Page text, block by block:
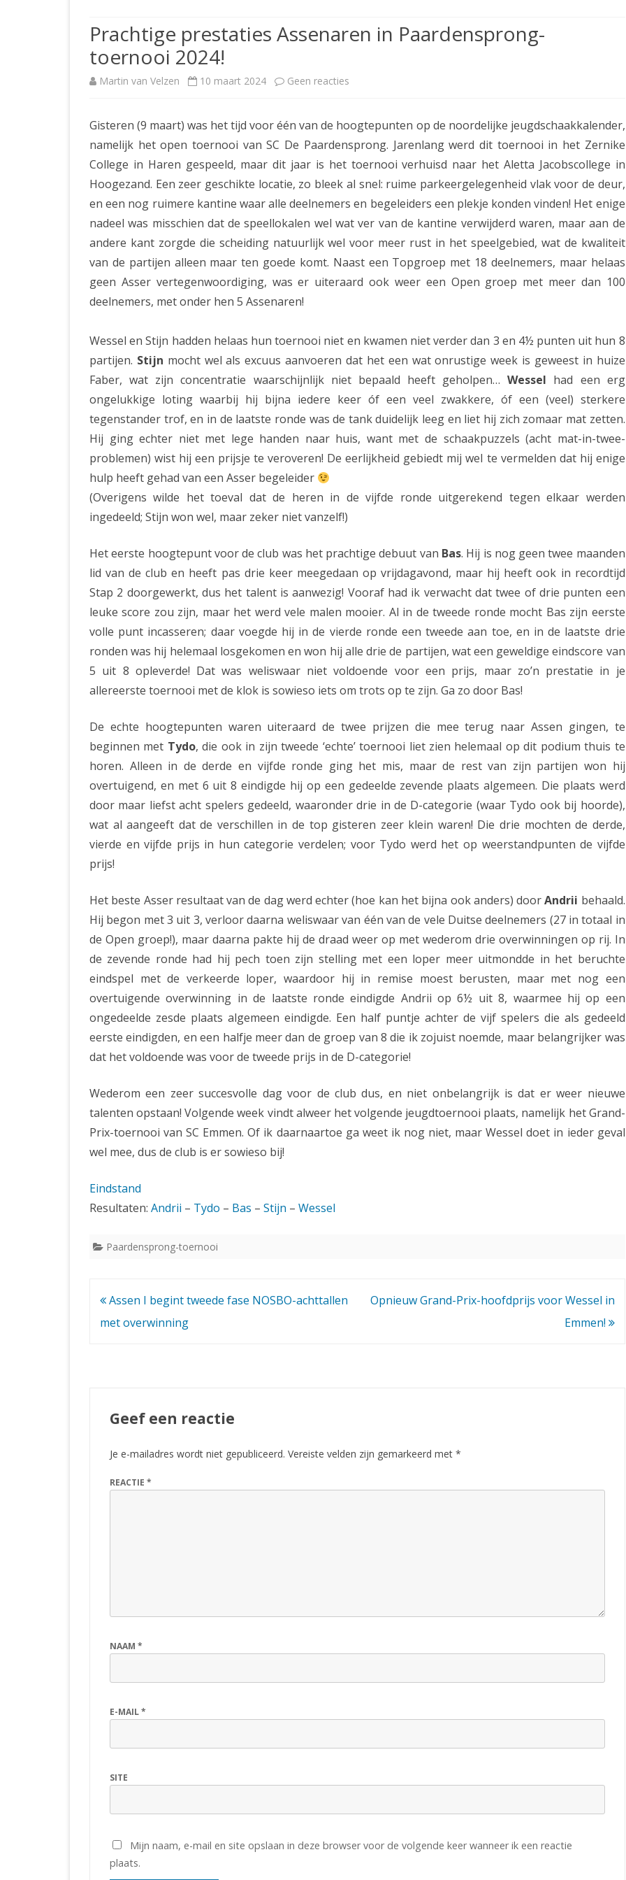
2025-2026
2026
KNSB-RATINGLIJST
ERELIJST SENIOREN
SPEELSCHEMA JEUGD
NEDERLANDSE
JEUGDKAMPIOENSCHAPPEN
ASSEN
ERELIJST JEUGD
NOSBO-COMPETITIE
JUBILEUMVIERKAMPEN UITSLAGENNOSBO-COMPETITIE 2025-2026
Prachtige prestaties Assenaren in Paardensprong-
toernooi 2024!
Martin van Velzen 10 maart 2024 Geen reacties
P
a
c
h
i
r
e
s
t
e
s
A
s
s
e
n
r
e
n
n
r
d
e
s
p
o
n
2
Gisteren (9 maart) was het tijd voor één van de hoogtepunten op de noordelijke jeugdschaakkalender,
namelijk het open toernooi van SC De Paardensprong. Jarenlang werd dit toernooi in het Zernike
College in Haren gespeeld, maar dit jaar is het toernooi verhuisd naar het Aletta Jacobscollege in
Hoogezand. Een zeer geschikte locatie, zo bleek al snel: ruime parkeergelegenheid vlak voor de deur,
en een nog ruimere kantine waar alle deelnemers en begeleiders een plekje konden vinden! Het enige
nadeel was misschien dat de speellokalen wel wat ver van de kantine verwijderd waren, maar aan de
andere kant zorgde die scheiding natuurlijk wel voor meer rust in het speelgebied, wat de kwaliteit
van de partijen alleen maar ten goede komt. Naast een Topgroep met 18 deelnemers, maar helaas
geen Asser vertegenwoordiging, was er uiteraard ook weer een Open groep met meer dan 100
deelnemers, met onder hen 5 Assenaren!
Wessel en Stijn hadden helaas hun toernooi niet en kwamen niet verder dan 3 en 4½ punten uit hun 8
partijen. Stijn mocht wel als excuus aanvoeren dat het een wat onrustige week is geweest in huize
Faber, wat zijn concentratie waarschijnlijk niet bepaald heeft geholpen…Wessel had een erg
ongelukkige loting waarbij hij bijna iedere keer óf een veel zwakkere, óf een (veel) sterkere
tegenstander trof, en in de laatste ronde was de tank duidelijk leeg en liet hij zich zomaar mat zetten.
Hij ging echter niet met lege handen naar huis, want met de schaakpuzzels (acht mat-in-twee-
problemen) wist hij een prijsje te veroveren! De eerlijkheid gebiedt mij wel te vermelden dat hij enige
hulp heeft gehad van een Asser begeleider
(Overigens wilde het toeval dat de heren in de vijfde ronde uitgerekend tegen elkaar werden
ingedeeld; Stijn won wel, maar zeker niet vanzelf!)
Het eerste hoogtepunt voor de club was het prachtige debuut van Bas. Hij is nog geen twee maanden
lid van de club en heeft pas drie keer meegedaan op vrijdagavond, maar hij heeft ook in recordtijd
Stap 2 doorgewerkt, dus het talent is aanwezig! Vooraf had ik verwacht dat twee of drie punten een
leuke score zou zijn, maar het werd vele malen mooier. Al in de tweede ronde mocht Bas zijn eerste
volle punt incasseren; daar voegde hij in de vierde ronde een tweede aan toe, en in de laatste drie
ronden was hij helemaal losgekomen en won hij alle drie de partijen, wat een geweldige eindscore van
5 uit 8 opleverde! Dat was weliswaar niet voldoende voor een prijs, maar zo’n prestatie in je
allereerste toernooi met de klok is sowieso iets om trots op te zijn. Ga zo door Bas!
De echte hoogtepunten waren uiteraard de twee prijzen die mee terug naar Assen gingen, te
beginnen met Tydo, die ook in zijn tweede ‘echte’ toernooi liet zien helemaal op dit podium thuis te
horen. Alleen in de derde en vijfde ronde ging het mis, maar de rest van zijn partijen won hij
overtuigend, en met 6 uit 8 eindigde hij op een gedeelde zevende plaats algemeen. Die plaats werd
door maar liefst acht spelers gedeeld, waaronder drie in de D-categorie (waar Tydo ook bij hoorde),
wat al aangeeft dat de verschillen in de top gisteren zeer klein waren! Die drie mochten de derde,
vierde en vijfde prijs in hun categorie verdelen; voor Tydo werd het op weerstandpunten de vijfde
prijs!
Het beste Asser resultaat van de dag werd echter (hoe kan het bijna ook anders) doorAndrii behaald.
Hij begon met 3 uit 3, verloor daarna weliswaar van één van de vele Duitse deelnemers (27 in totaal in
de Open groep!), maar daarna pakte hij de draad weer op met wederom drie overwinningen op rij. In
de zevende ronde had hij pech toen zijn stelling met een loper meer uitmondde in het beruchte
eindspel met de verkeerde loper, waardoor hij in remise moest berusten, maar met nog een
overtuigende overwinning in de laatste ronde eindigde Andrii op 6½ uit 8, waarmee hij op een
ongedeelde zesde plaats algemeen eindigde. Een half puntje achter de vijf spelers die als gedeeld
eerste eindigden, en een halfje meer dan de groep van 8 die ik zojuist noemde, maar belangrijker was
dat het voldoende was voor de tweede prijs in de D-categorie!
Wederom een zeer succesvolle dag voor de club dus, en niet onbelangrijk is dat er weer nieuwe
talenten opstaan! Volgende week vindt alweer het volgende jeugdtoernooi plaats, namelijk het Grand-
Prix-toernooi van SC Emmen. Of ik daarnaartoe ga weet ik nog niet, maar Wessel doet in ieder geval
wel mee, dus de club is er sowieso bij!
Eindstand
Resultaten: Andrii – Tydo – Bas – Stijn – Wessel
Paardensprong-toernooi
Bericht
navigatie
Assen I begint tweede fase NOSBO-achttallen
met overwinning
Opnieuw Grand-Prix-hoofdprijs voor Wessel in
Emmen!
Geef een reactie
Je e-mailadres wordt niet gepubliceerd. Vereiste velden zijn gemarkeerd met *
REACTIE *
NAAM *
E-MAIL*
SITE
Mijn naam, e-mail en site opslaan in deze browser voor de volgende keer wanneer ik een reactie
plaats.